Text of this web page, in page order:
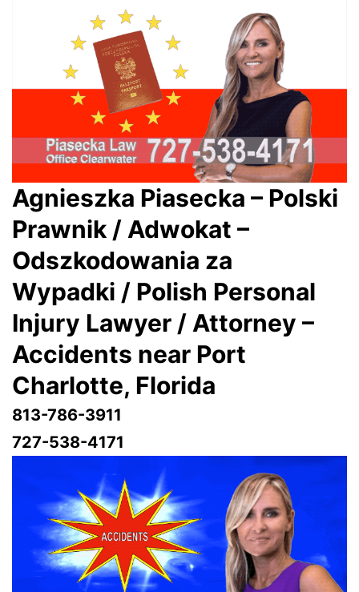
Agnieszka Piasecka – Polski
Prawnik / Adwokat –
Odszkodowania za
Wypadki / Polish Personal
Injury Lawyer / Attorney –
Accidents near Port
Charlotte, Florida
813-786-3911
727-538-4171